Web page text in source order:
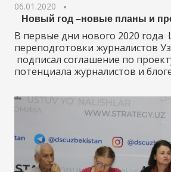
06.01.2020
Новый год –новые планы и
В первые дни нового 2020 года
переподготовки журналистов
подписал соглашение по
потенциала журналистов и